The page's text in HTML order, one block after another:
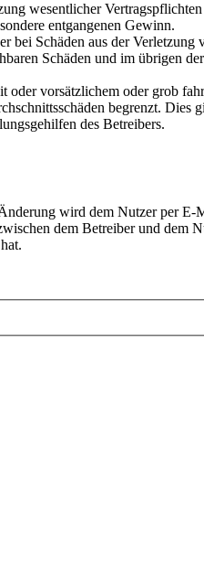
wesentlicher
entgangenen Gewinn.
bei Schäden aus der
Schäden und im übrigen
vorsätzlichem oder grob
begrenzt. Dies
des Betreibers.
wird dem Nutzer per E-
dem Betreiber und dem